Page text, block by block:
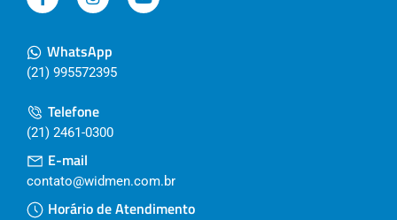
WhatsApp
(21) 995572395
Telefone
(21) 2461-0300
E-mail
contato@widmen.com.br
Horário de Atendimento